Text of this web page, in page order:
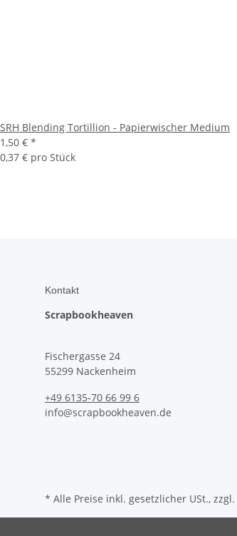
SRH Blending Tortillion - Papierwischer Medium
1,50 € *
0,37 € pro Stück
Kontakt
Scrapbookheaven
Fischergasse 24
55299 Nackenheim
+49 6135-70 66 99 6
info@scrapbookheaven.de
* Alle Preise inkl. gesetzlicher USt., zzgl.